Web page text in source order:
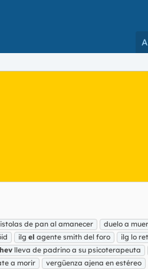
de pan al amanecer
duelo a
ilg el agente smith del foro ilg lo
lleva de padrino a su psicoterapeuta
a morir vergüenza ajena en estéreo